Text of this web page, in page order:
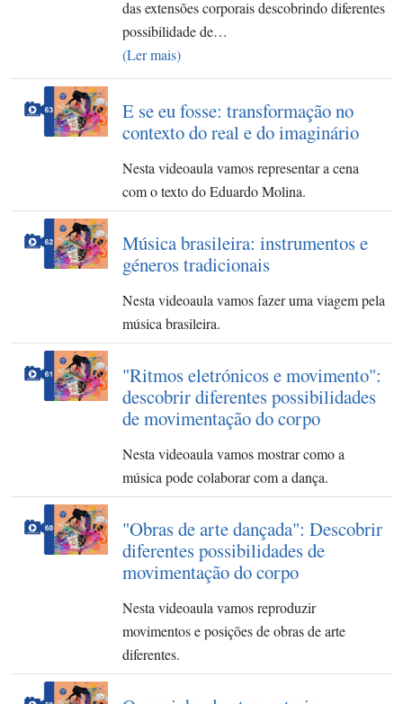
das extensões corporais descobrindo diferentes
possibilidade de…
(Ler mais)
E se eu fosse: transformação no
contexto do real e do imaginário
Nesta videoaula vamos representar a cena
com o texto do Eduardo Molina.
Música brasileira: instrumentos e
géneros tradicionais
Nesta videoaula vamos fazer uma viagem pela
música brasileira.
"Ritmos eletrónicos e movimento":
descobrir diferentes possibilidades
de movimentação do corpo
Nesta videoaula vamos mostrar como a
música pode colaborar com a dança.
"Obras de arte dançada": Descobrir
diferentes possibilidades de
movimentação do corpo
Nesta videoaula vamos reproduzir
movimentos e posições de obras de arte
diferentes.